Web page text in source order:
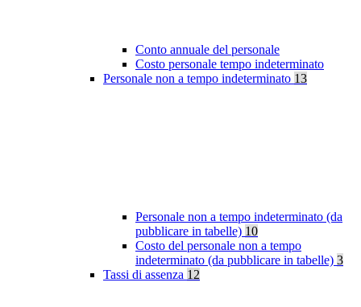
Conto annuale del personale
Costo personale tempo indeterminato
Personale non a tempo indeterminato 13
Personale non a tempo indeterminato (da
pubblicare in tabelle) 10
Costo del personale non a tempo
indeterminato (da pubblicare in tabelle) 3
Tassi di assenza 12